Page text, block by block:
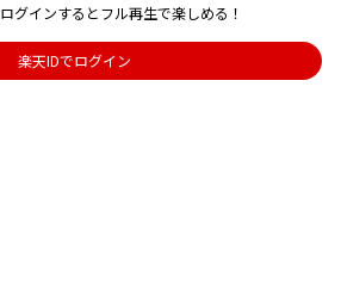
ログインするとフル再生で楽しめる！
楽天IDでログイン